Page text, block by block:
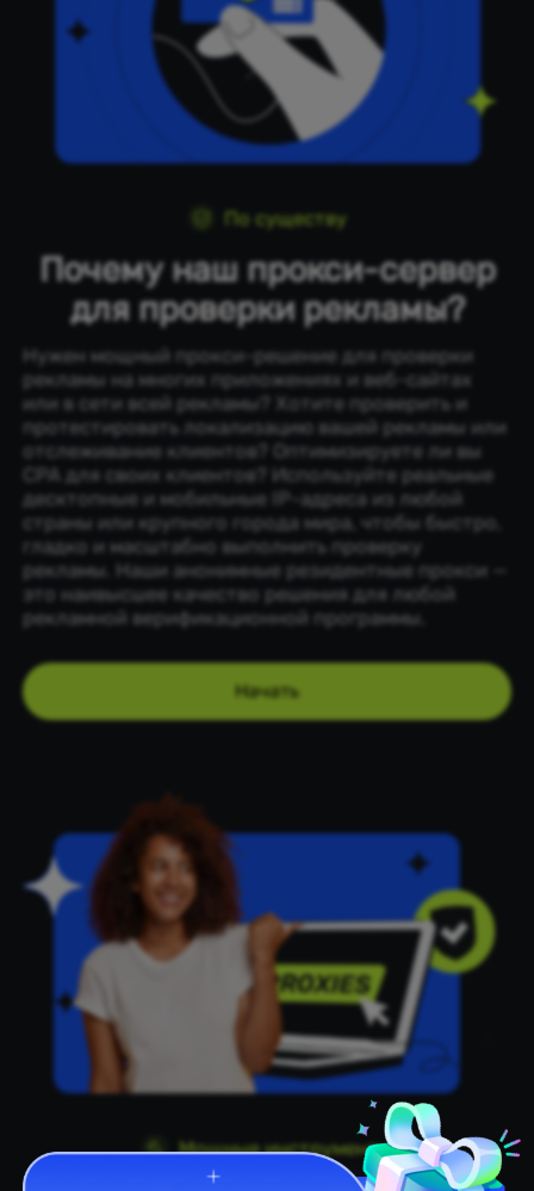
По существу
Почему наш прокси-сервер
для проверки рекламы?
Нужен мощный прокси-решение для проверки
рекламы на многих приложениях и веб-сайтах
или в сети всей рекламы? Хотите проверить и
протестировать локализацию вашей рекламы или
отслеживание клиентов? Оптимизируете ли вы
CPA для своих клиентов? Используйте реальные
десктопные и мобильные IP-адреса из любой
страны или крупного города мира, чтобы быстро,
гладко и масштабно выполнить проверку
рекламы. Наши анонимные резидентные прокси —
это наивысшее качество решения для любой
рекламной верификационной программы.
Начать
Мощные инструменты